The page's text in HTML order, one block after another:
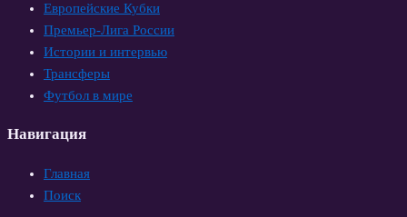
Европейские Кубки
Премьер-Лига России
Истории и интервью
Трансферы
Футбол в мире
Навигация
Главная
Поиск